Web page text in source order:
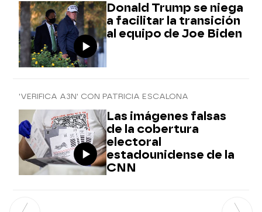
Donald Trump se niega
a facilitar la transición
al equipo de Joe Biden
'VERIFICA A3N' CON PATRICIA ESCALONA
Las imágenes falsas
de la cobertura
electoral
estadounidense de la
CNN